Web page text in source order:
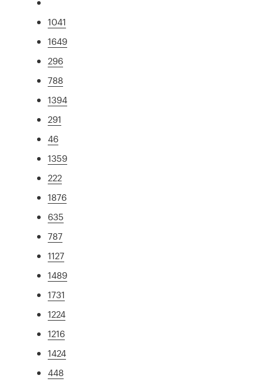
1041
1649
296
788
1394
291
46
1359
222
1876
635
787
1127
1489
1731
1224
1216
1424
448